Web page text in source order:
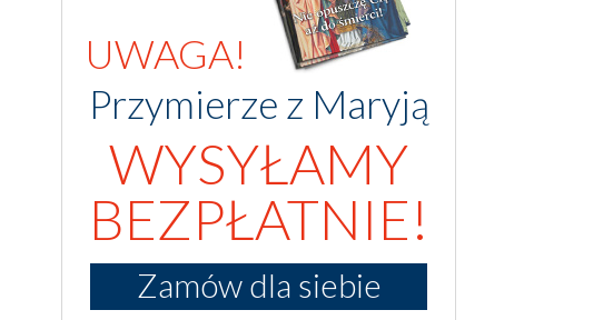
UWAGA!
Przymierze z Maryją
WYSYŁAMY
BEZPŁATNIE!
Zamów dla siebie